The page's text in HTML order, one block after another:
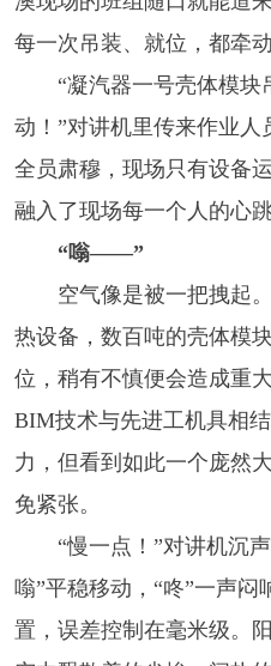
每一次吊装、就位，都牵
“凝汽器一号壳体模块
动！”对讲机里传来作业人
全员肃穆，现场只有设
融入了现场每一个人的心跳
“嗡——”
空气像是被一把拽起。
热设备，数百吨的壳体模
位，稍有不慎便会造成重
BIM技术与先进工机具相
力，但看到如此一个庞然
免紧张。
“慢一点！”对讲机沉声
嗡”平稳移动，“咚”一声
置，误差控制在毫米级。